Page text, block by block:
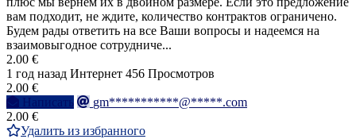
вам подходит, не ждите, количество контрактов ограничено.
Будем рады ответить на все Ваши вопросы и надеемся на
взаимовыгодное сотрудниче...
2.00 €
1 год назад Интернет 456 Просмотров
2.00 €
Написать
gm***********@*****.com
2.00 €
Удалить из избранного